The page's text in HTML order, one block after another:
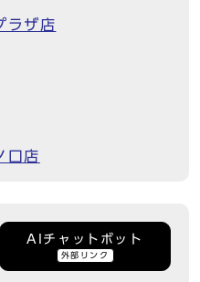
ラザ店
口店
AIチャットボット
外部リンク